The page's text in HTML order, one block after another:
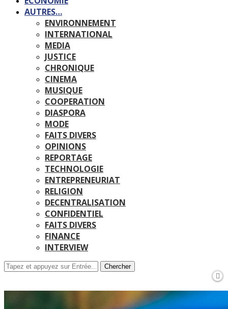
AUTRES…
ENVIRONNEMENT
INTERNATIONAL
MEDIA
JUSTICE
CHRONIQUE
CINEMA
MUSIQUE
COOPERATION
DIASPORA
MODE
FAITS DIVERS
OPINIONS
REPORTAGE
TECHNOLOGIE
ENTREPRENEURIAT
RELIGION
DECENTRALISATION
CONFIDENTIEL
FAITS DIVERS
FINANCE
INTERVIEW
Chercher